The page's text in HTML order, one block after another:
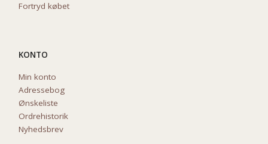
Fortryd købet
KONTO
Min konto
Adressebog
Ønskeliste
Ordrehistorik
Nyhedsbrev